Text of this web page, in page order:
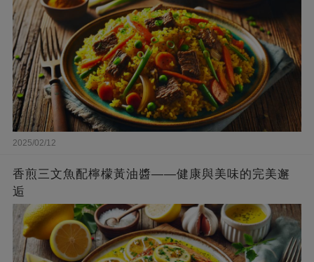
2025/02/12
香煎三文魚配檸檬黃油醬——健康與美味的完美邂
逅